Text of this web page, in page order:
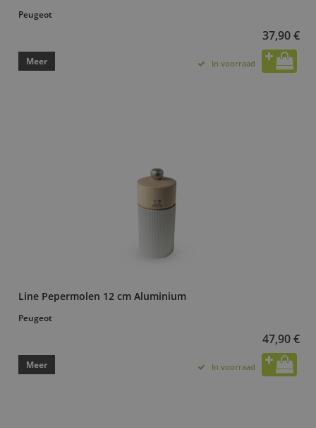
Peugeot
37,90 €
Meer In voorraad
Line Pepermolen 12 cm Aluminium
Peugeot
47,90 €
Meer In voorraad